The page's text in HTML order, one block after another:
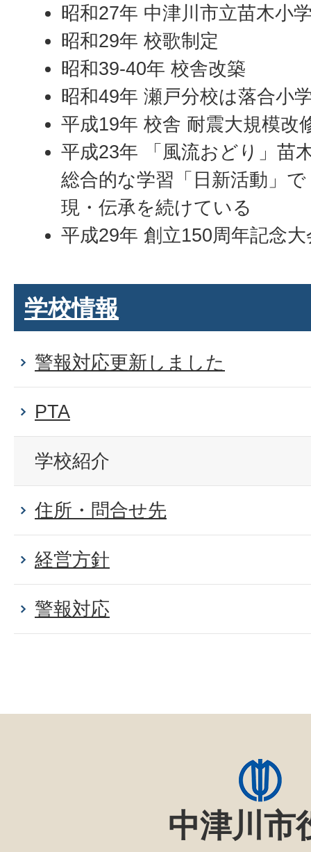
昭和27年 中津川市立苗木小
昭和29年 校歌制定
昭和39-40年 校舎改築
昭和49年 瀬戸分校は落合小
平成19年 校舎 耐震大規模改
平成23年 「風流おどり」苗
総合的な学習「日新活動」
現・伝承を続けている
平成29年 創立150周年記念
学校情報
警報対応更新しました
PTA
学校紹介
住所・問合せ先
経営方針
警報対応
中津川市